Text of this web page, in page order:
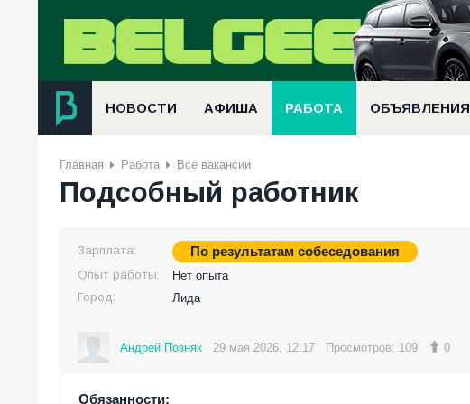
НОВОСТИ АФИША РАБОТА ОБЪЯВЛЕНИЯ
Главная Работа Все вакансии
Подсобный работник
Зарплата: По результатам собеседования
Опыт работы:
Нет опыта
Город:
Лида
Андрей Позняк 29 мая 2026, 12:17 Просмотров: 109 0
Обязанности: